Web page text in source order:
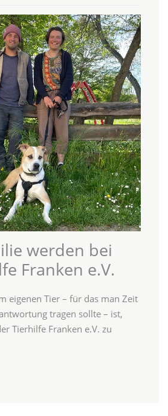
werden bei
Franken e.V.
eigenen Tier – für das man Zeit
tragen sollte – ist,
Tierhilfe Franken e.V. zu